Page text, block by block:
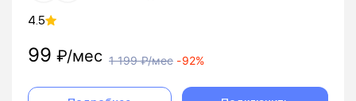
4.5
99 ₽/мес 1 199₽/мес -92%